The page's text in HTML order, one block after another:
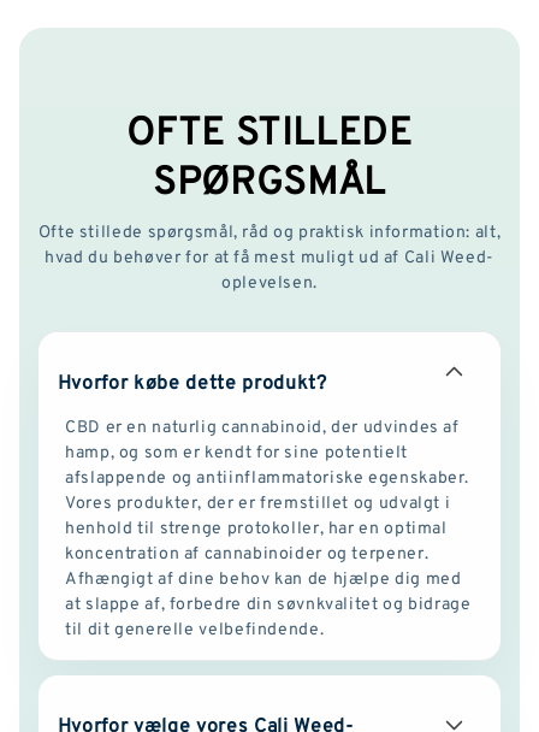
OFTE STILLEDE
SPØRGSMÅL
Ofte stillede spørgsmål, råd og praktisk information: alt,
hvad du behøver for at få mest muligt ud af Cali Weed-
oplevelsen.
Hvorfor købe dette produkt?
CBD er en naturlig cannabinoid, der udvindes af
hamp, og som er kendt for sine potentielt
afslappende og antiinflammatoriske egenskaber.
Vores produkter, der er fremstillet og udvalgt i
henhold til strenge protokoller, har en optimal
koncentration af cannabinoider og terpener.
Afhængigt af dine behov kan de hjælpe dig med
at slappe af, forbedre din søvnkvalitet og bidrage
til dit generelle velbefindende.
Hvorfor vælge vores Cali Weed-